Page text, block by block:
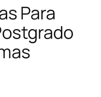
Para